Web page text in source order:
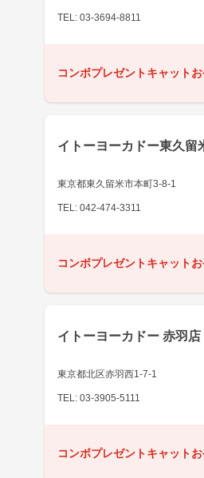
TEL: 03-3694-8811
コンボプレゼントキャット
イトーヨーカドー東久留
東京都東久留米市本町3-8-1
TEL: 042-474-3311
コンボプレゼントキャット
イトーヨーカドー 赤羽店
東京都北区赤羽西1-7-1
TEL: 03-3905-5111
コンボプレゼントキャット